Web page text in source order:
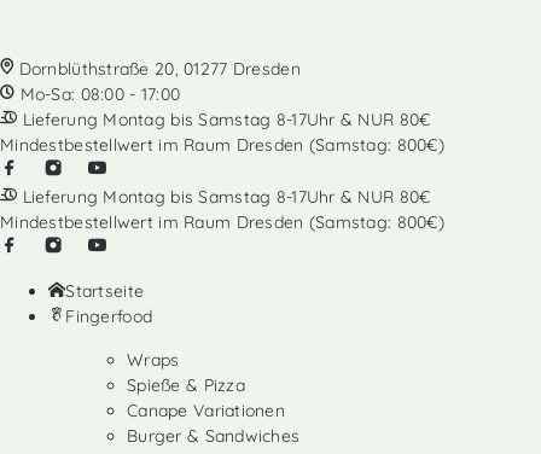
Dornblüthstraße 20, 01277 Dresden
Mo-Sa: 08:00 - 17:00
Lieferung Montag bis Samstag 8-17Uhr & NUR 80€
Mindestbestellwert im Raum Dresden (Samstag: 800€)
Lieferung Montag bis Samstag 8-17Uhr & NUR 80€
Mindestbestellwert im Raum Dresden (Samstag: 800€)
Startseite
Fingerfood
Wraps
Spieße & Pizza
Canape Variationen
Burger & Sandwiches